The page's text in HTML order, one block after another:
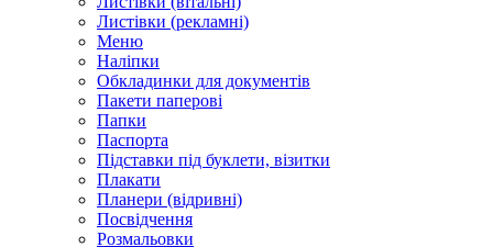
Листівки (рекламні)
Меню
Наліпки
Обкладинки для документів
Пакети паперові
Папки
Паспорта
Підставки під буклети, візитки
Плакати
Планери (відривні)
Посвідчення
Розмальовки